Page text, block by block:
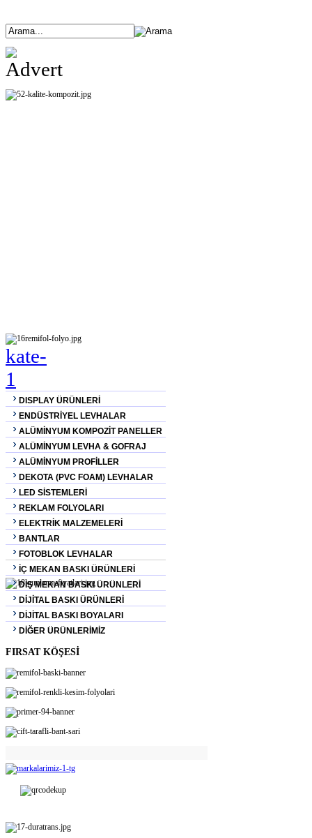
DISPLAY ÜRÜNLERİ
ENDÜSTRİYEL LEVHALAR
ALÜMİNYUM KOMPOZİT PANELLER
ALÜMİNYUM LEVHA & GOFRAJ
ALÜMİNYUM PROFİLLER
DEKOTA (PVC FOAM) LEVHALAR
LED SİSTEMLERİ
REKLAM FOLYOLARI
ELEKTRİK MALZEMELERİ
BANTLAR
FOTOBLOK LEVHALAR
İÇ MEKAN BASKI ÜRÜNLERİ
DIŞ MEKAN BASKI ÜRÜNLERİ
DİJİTAL BASKI ÜRÜNLERİ
DİJİTAL BASKI BOYALARI
DİĞER ÜRÜNLERİMİZ
FIRSAT KÖŞESİ